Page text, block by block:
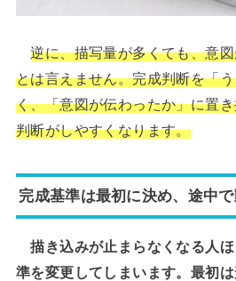
逆に、描写量が多くても、意
とは言えません。完成判断を「
く、「意図が伝わったか」に置
判断がしやすくなります。
完成基準は最初に決め、途中
描き込みが止まらなくなる人
準を変更してしまいます。最初